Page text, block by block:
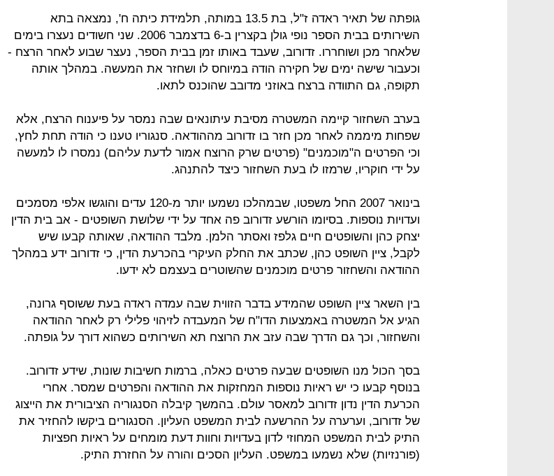
גופתה של תאיר ראדה ז"ל, בת 13.5 במותה, תלמידת כיתה ח', נמצאה בתא
השירותים בבית הספר נופי גולן בקצרין ב-6 בדצמבר 2006. שני חשודים נעצרו בימים
שלאחר מכן ושוחררו. זדורוב, שעבד באותו זמן בבית הספר, נעצר שבוע לאחר הרצח -
וכעבור שישה ימים של חקירה הודה במיוחס לו ושחזר את המעשה. במהלך אותה
תקופה, גם התוודה ברצח באוזני מדובב שהוכנס לתאו.
בערב השחזור קיימה המשטרה מסיבת עיתונאים שבה נמסר על פיענוח הרצח, אלא
שפחות מיממה לאחר מכן חזר בו זדורוב מההודאה. סנגוריו טענו כי הודה תחת לחץ,
וכי הפרטים ה"מוכמנים" (פרטים שרק הרוצח אמור לדעת עליהם) נמסרו לו למעשה
על ידי חוקריו, שרמזו לו בעת השחזור כיצד להתנהג.
בינואר 2007 החל משפטו, שבמהלכו נשמעו יותר מ-120 עדים והוגשו אלפי מסמכים
ועדויות נוספות. בסיומו הורשע זדורוב פה אחד על ידי שלושת השופטים - אב בית הדין
יצחק כהן והשופטים חיים גלפז ואסתר הלמן. מלבד ההודאה, שאותה קבעו שיש
לקבל, ציין השופט כהן, שכתב את החלק העיקרי בהכרעת הדין, כי זדורוב ידע במהלך
ההודאה והשחזור פרטים מוכמנים שהשוטרים בעצמם לא ידעו.
בין השאר ציין השופט שהמידע בדבר הזווית שבה עמדה ראדה בעת ששוסף גרונה,
הגיע אל המשטרה באמצעות הדו"ח של המעבדה לזיהוי פלילי רק לאחר ההודאה
והשחזור, וכך גם הדרך שבה עזב את הרוצח תא השירותים כשהוא דורך על גופתה.
בסך הכול מנו השופטים שבעה פרטים כאלה, ברמות חשיבות שונות, שידע זדורוב.
בנוסף קבעו כי יש ראיות נוספות המחזקות את ההודאה והפרטים שמסר. אחרי
הכרעת הדין נדון זדורוב למאסר עולם. בהמשך קיבלה הסנגוריה הציבורית את הייצוג
של זדורוב, וערערה על ההרשעה לבית המשפט העליון. הסנגורים ביקשו להחזיר את
התיק לבית המשפט המחוזי לדון בעדויות וחוות דעת מומחים על ראיות חפציות
(פורנזיות) שלא נשמעו במשפט. העליון הסכים והורה על החזרת התיק.